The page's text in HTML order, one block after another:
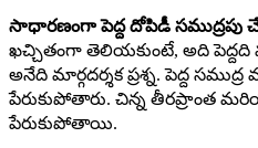
సాధారణంగా పెద్ద దోపిడీ సముద్రపు
ఖచ్చితంగా తెలియకుంటే, అది
అనేది మార్గదర్శక ప్రశ్న. పెద్ద
పేరుకుపోతారు. చిన్న తీరప్రాంత
పేరుకుపోతాయి.